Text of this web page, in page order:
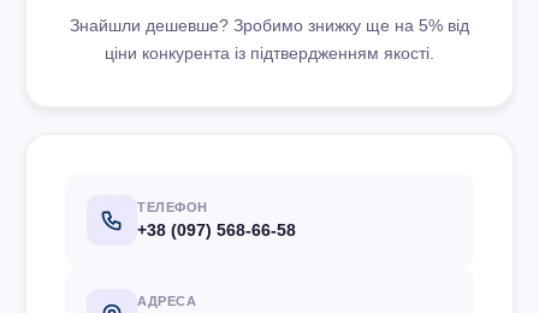
Знайшли дешевше? Зробимо знижку ще на 5% від
ціни конкурента із підтвердженням якості.
ТЕЛЕФОН
+38 (097) 568-66-58
АДРЕСА